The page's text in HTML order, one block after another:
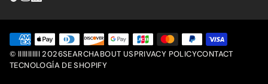
© lllllllllll2026SEARCHABOUT USPRIVACY POLICYCONTACT
TECNOLOGÍA DE SHOPIFY